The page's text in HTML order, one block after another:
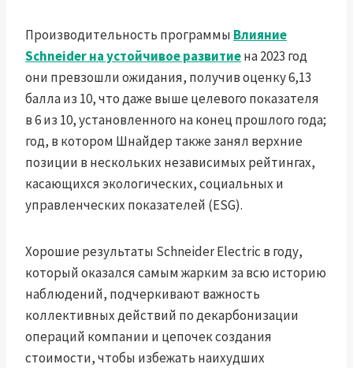
Производительность программы Влияние
Schneider на устойчивое развитиена 2023 год
они превзошли ожидания, получив оценку 6,13
балла из 10, что даже выше целевого показателя
в 6 из 10, установленного на конец прошлого года;
год, в котором Шнайдер также занял верхние
позиции в нескольких независимых рейтингах,
касающихся экологических, социальных и
управленческих показателей (ESG).
Хорошие результаты Schneider Electric в году,
который оказался самым жарким за всю историю
наблюдений, подчеркивают важность
коллективных действий по декарбонизации
операций компании и цепочек создания
стоимости, чтобы избежать наихудших